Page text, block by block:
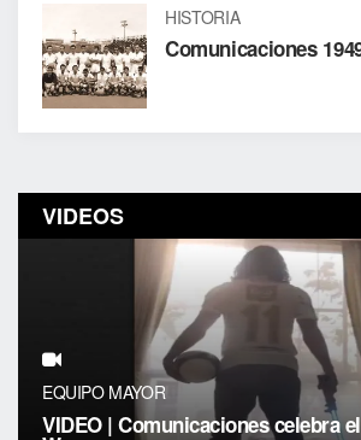
HISTORIA
Comunicaciones
VIDEOS
EQUIPO MAYOR
VIDEO | Comunicaciones celebra